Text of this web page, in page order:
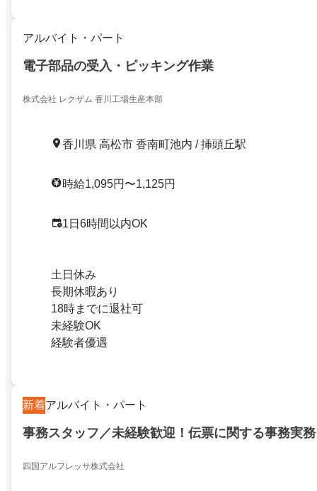
アルバイト・パート
電子部品の受入・ピッキング作業
株式会社 レクザム 香川工場生産本部
香川県 高松市 香南町池内 / 挿頭丘駅
時給1,095円〜1,125円
1日6時間以内OK
土日休み
長期休暇あり
18時までに退社可
未経験OK
経験者優遇
新着アルバイト・パート
事務スタッフ／未経験歓迎！伝票に関する事務実務
四国アルフレッサ株式会社